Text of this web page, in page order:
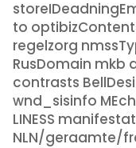
to
regelzorg
RusDomain mkb
contrasts
wnd_sisinfo
LINESS
NLN/geraamte/